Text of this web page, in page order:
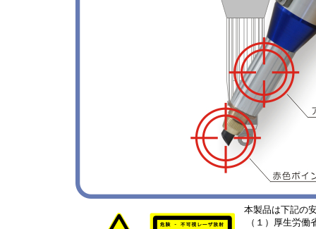
本製品は下記の
（１）厚生労働